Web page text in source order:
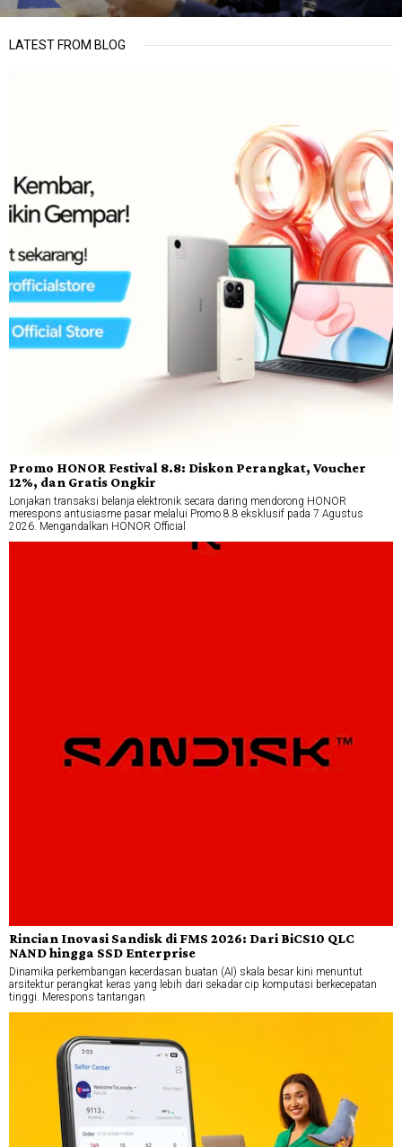
LATEST FROM BLOG
Promo HONOR Festival 8.8: Diskon Perangkat, Voucher
12%, dan Gratis Ongkir
Lonjakan transaksi belanja elektronik secara daring mendorong HONOR
merespons antusiasme pasar melalui Promo 8.8 eksklusif pada 7 Agustus
2026. Mengandalkan HONOR Official
Rincian Inovasi Sandisk di FMS 2026: Dari BiCS10 QLC
NAND hingga SSD Enterprise
Dinamika perkembangan kecerdasan buatan (AI) skala besar kini menuntut
arsitektur perangkat keras yang lebih dari sekadar cip komputasi berkecepatan
tinggi. Merespons tantangan